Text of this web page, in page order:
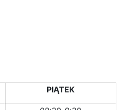
PIĄTEK